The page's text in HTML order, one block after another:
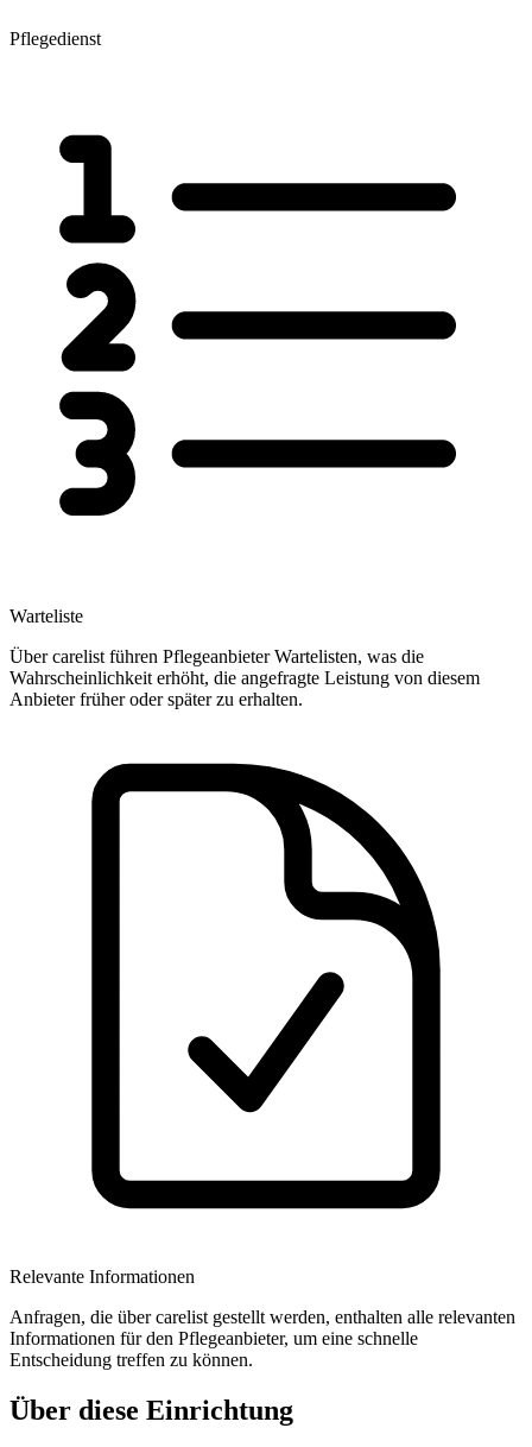
Pflegedienst
Warteliste
Über carelist führen Pflegeanbieter Wartelisten, was die
Wahrscheinlichkeit erhöht, die angefragte Leistung von diesem
Anbieter früher oder später zu erhalten.
Relevante Informationen
Anfragen, die über carelist gestellt werden, enthalten alle relevanten
Informationen für den Pflegeanbieter, um eine schnelle
Entscheidung treffen zu können.
Über diese Einrichtung